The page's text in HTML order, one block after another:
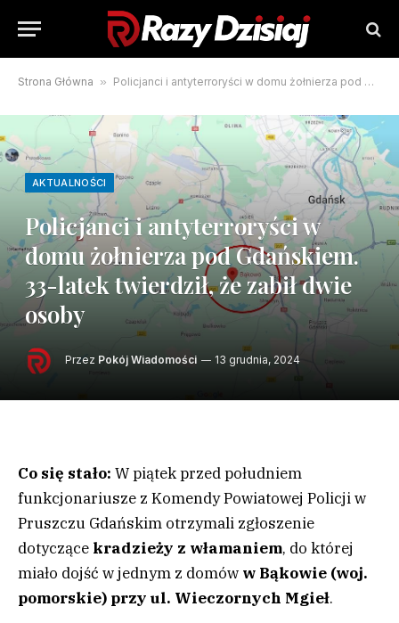
Strona Główna » Policjanci i antyterroryści w domu żołnierza pod Gdańskiem. 33-latek twierdził, że zabił dwie osoby
AKTUALNOŚCI
Policjanci i antyterroryści w
domu żołnierza pod Gdańskiem.
33-latek twierdził, że zabił dwie
osoby
Przez Pokój Wiadomości 13 grudnia, 2024
Co się stało: W piątek przed południem
funkcjonariusze z Komendy Powiatowej Policji w
Pruszczu Gdańskim otrzymali zgłoszenie
dotyczące kradzieży z włamaniem, do której
miało dojść w jednym z domów w Bąkowie (woj.
pomorskie) przy ul. Wieczornych Mgieł.